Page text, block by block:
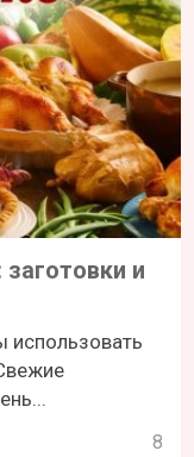
заготовки и
использовать
8